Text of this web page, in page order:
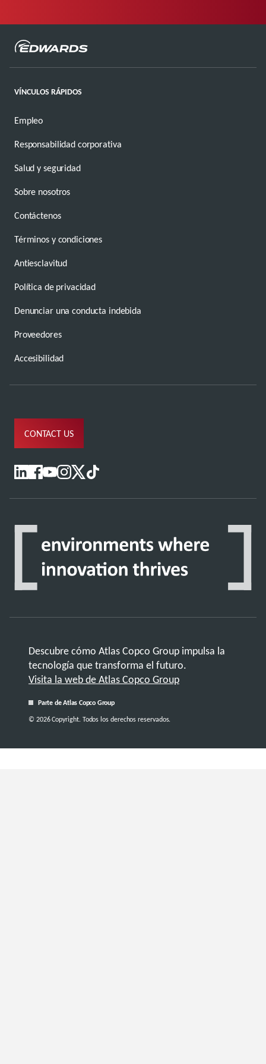
VÍNCULOS RÁPIDOS
Empleo
Responsabilidad corporativa
Salud y seguridad
Sobre nosotros
Contáctenos
Términos y condiciones
Antiesclavitud
Política de privacidad
Denunciar una conducta indebida
Proveedores
Accesibilidad
CONTACT US
Descubre cómo Atlas Copco Group impulsa la
tecnología que transforma el futuro.
Visita la web de Atlas Copco Group
Parte de Atlas Copco Group
© 2026 Copyright. Todos los derechos reservados.